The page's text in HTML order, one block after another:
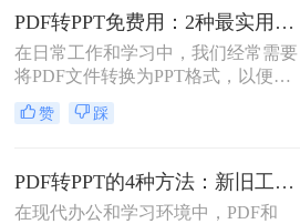
工”的泥潭——这不是能力问题，而
是工具选择的致命陷阱。那么怎么在
电脑上把pdf转换成ppt呢？作为深耕
电脑办公软件测评8年的博主，我亲
测30+工具，今天聚焦精准高效的转
换方案，帮你避开99%的坑。拒绝低
PDF转PPT免费用：2种最实用的操作路径和避坑要点！
在日常工作和学习中，我们经常需要
将PDF文件转换为PPT格式，以便进
行演示或编辑。那么怎么把pdf转换成
ppt免费呢？本文将介绍两种免费将
完成转换任务。
赞 踩
PDF转PPT的4种方法：新旧工具对比，哪个更适合批量转换！
在现代办公和学习环境中，PDF和